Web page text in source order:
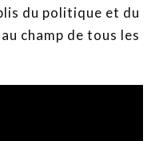
du politique et du
champ de tous les